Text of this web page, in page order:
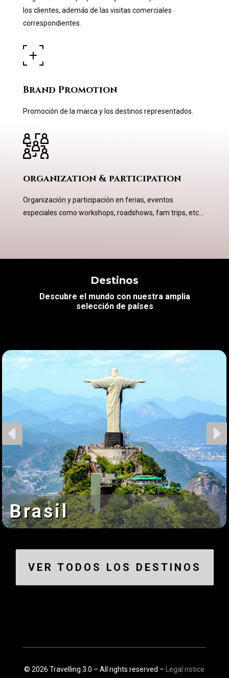
los clientes, además de las visitas comerciales
correspondientes.
Brand Promotion
Promoción de la marca y los destinos representados.
organization & participation
Organización y participación en ferias, eventos
especiales como workshops, roadshows, fam trips, etc…
Destinos
Descubre el mundo con nuestra amplia
selección de países
Brasil
D E
VER TODOS LOS DESTINOS
© 2026 Travelling 3.0 – All rights reserved –
Legal notice